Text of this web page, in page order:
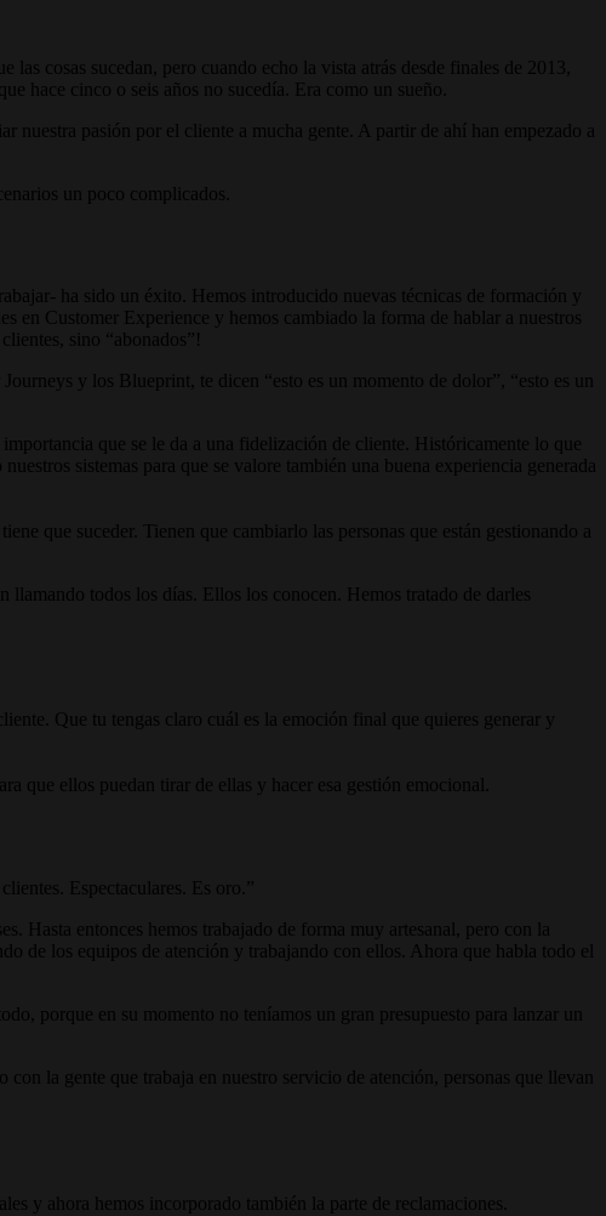
cosas sucedan, pero cuando echo la vista atrás desde finales de 2013,
hace cinco o seis años no sucedía. Era como un sueño.
nuestra pasión por el cliente a mucha gente. A partir de ahí han empezado a
un poco complicados.
ha sido un éxito. Hemos introducido nuevas técnicas de formación y
en Customer Experience y hemos cambiado la forma de hablar a nuestros
sino “abonados”!
y los Blueprint, te dicen “esto es un momento de dolor”, “esto es un
que se le da a una fidelización de cliente. Históricamente lo que
sistemas para que se valore también una buena experiencia generada
que suceder. Tienen que cambiarlo las personas que están gestionando a
llamando todos los días. Ellos los conocen. Hemos tratado de darles
Que tu tengas claro cuál es la emoción final que quieres generar y
que ellos puedan tirar de ellas y hacer esa gestión emocional.
Espectaculares. Es oro.
Hasta entonces hemos trabajado de forma muy artesanal, pero con la
de los equipos de atención y trabajando con ellos. Ahora que habla todo el
porque en su momento no teníamos un gran presupuesto para lanzar un
la gente que trabaja en nuestro servicio de atención, personas que llevan
y ahora hemos incorporado también la parte de reclamaciones.